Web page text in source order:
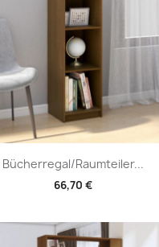
Bücherregal/Raumteiler...
66,70 €
Vorschau